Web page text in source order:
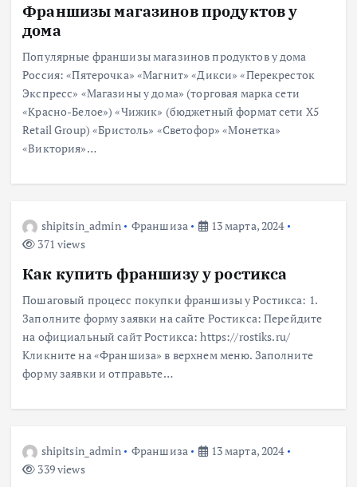
Франшизы магазинов продуктов у
дома
Популярные франшизы магазинов продуктов у дома
Россия: «Пятерочка» «Магнит» «Дикси» «Перекресток
Экспресс» «Магазины у дома» (торговая марка сети
«Красно-Белое») «Чижик» (бюджетный формат сети X5
Retail Group) «Бристоль» «Светофор» «Монетка»
«Виктория»…
shipitsin_admin Франшиза
13 марта, 2024
371 views
Как купить франшизу у ростикса
Пошаговый процесс покупки франшизы у Ростикса: 1.
Заполните форму заявки на сайте Ростикса: Перейдите
на официальный сайт Ростикса: https://rostiks.ru/
Кликните на «Франшиза» в верхнем меню. Заполните
форму заявки и отправьте…
shipitsin_admin Франшиза
13 марта, 2024
339 views